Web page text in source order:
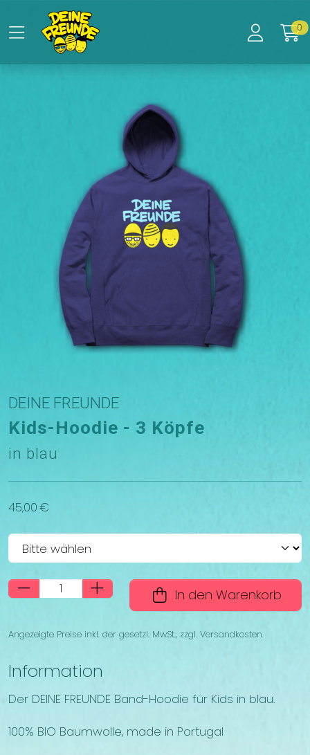
Zum Hauptinhalt springen
0
Startseite
Produkte
Kids-Hoodie - 3 Köpfe
DEINE FREUNDE
Kids-Hoodie - 3 Köpfe
in blau
45,00 €
In den Warenkorb
Angezeigte Preise inkl. der gesetzl. MwSt., zzgl. Versandkosten.
Information
Der DEINE FREUNDE Band-Hoodie für Kids in blau.
100% BIO Baumwolle, made in Portugal